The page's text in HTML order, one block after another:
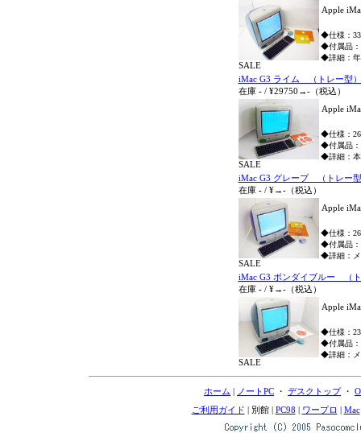
SALE
Apple
◆仕様：
◆付属品：
◆詳細：年
iMac G3 ライム （トレー型
在庫 -/ ¥29750→-（税込）
SALE
Apple
◆仕様：
◆付属品：
◆詳細：本
iMac G3 グレープ （トレー
在庫 -/ ¥→-（税込）
SALE
Apple
◆仕様：
◆付属品：
◆詳細：メ
iMac G3 ボンダイブルー （
在庫 -/ ¥→-（税込）
SALE
Apple
◆仕様：
◆付属品：
◆詳細：メ
ホーム ノートPC ・ デスクトップ・
ご利用ガイド | 別館 | PC98 ワープロ Mac